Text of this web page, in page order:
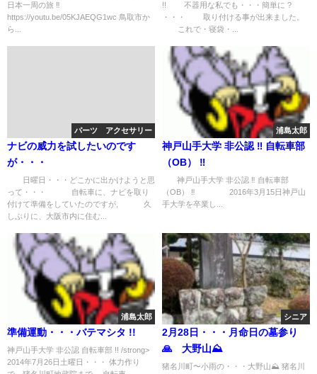
日本一周の旅 ‼︎
https://youtu.be/05KJAEQG1wc 鳥取市か
ら...
!! 不器用な私でも・・・簡単に ?
・・・ 取り付ける事が出来ました。
これで・寝袋・...
パーツ アクセサリー
ナビの威力を試したいのです
が・・・
日曜日・・・どこかに出かけようと思
って・・・ 自転車に、ナビを取り
付けて準備をしていたのですが, 久
しぶりに、大阪市内に住む...
浦島太郎
神戸山手大学 非公認 ‼︎ 自転車部
（OB） ‼︎
神戸山手大学 非公認 ‼︎ 自転車部
（OB） ‼︎ 2016年3月15日神戸山
手大学を卒業し...
浦島太郎
準備運動・・・バテマシタ !!
神戸山手大学 非公認 自転車部 !! /strong>
2014年7月26日土曜日・・・ 体力作り
シニア
2月28日・・・月命日の墓参り
🙏 大野山⛰️
猪名川町〜小雨の・・・大野山⛰️ 猪名川